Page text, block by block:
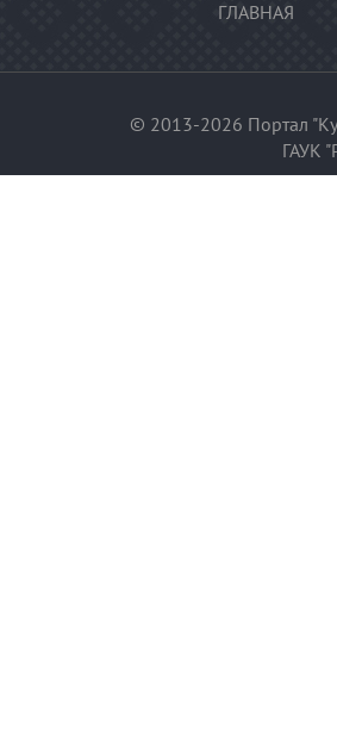
ГЛАВНАЯ
© 2013-2026 Портал
ГАУК